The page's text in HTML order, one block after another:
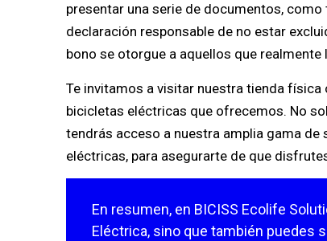
presentar una serie de documentos,
declaración responsable de no estar
bono se otorgue a aquellos que
Te invitamos a visitar nuestra tienda
bicicletas eléctricas que ofrecemos. No
tendrás acceso a nuestra amplia gama
eléctricas, para asegurarte de que
En resumen, en BICISS Ecolife
Eléctrica, sino que también puedes